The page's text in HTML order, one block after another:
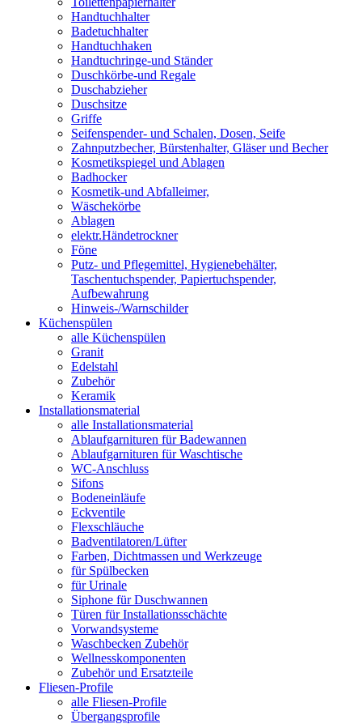
Handtuchhalter
Badetuchhalter
Handtuchhaken
Handtuchringe-und Ständer
Duschkörbe-und Regale
Duschabzieher
Duschsitze
Griffe
Seifenspender- und Schalen, Dosen, Seife
Zahnputzbecher, Bürstenhalter, Gläser und Becher
Kosmetikspiegel und Ablagen
Badhocker
Kosmetik-und Abfalleimer,
Wäschekörbe
Ablagen
elektr.Händetrockner
Föne
Putz- und Pflegemittel, Hygienebehälter,
Taschentuchspender, Papiertuchspender,
Aufbewahrung
Hinweis-/Warnschilder
Küchenspülen
alle Küchenspülen
Granit
Edelstahl
Zubehör
Keramik
Installationsmaterial
alle Installationsmaterial
Ablaufgarnituren für Badewannen
Ablaufgarnituren für Waschtische
WC-Anschluss
Sifons
Bodeneinläufe
Eckventile
Flexschläuche
Badventilatoren/Lüfter
Farben, Dichtmassen und Werkzeuge
für Spülbecken
für Urinale
Siphone für Duschwannen
Türen für Installationsschächte
Vorwandsysteme
Waschbecken Zubehör
Wellnesskomponenten
Zubehör und Ersatzteile
Fliesen-Profile
alle Fliesen-Profile
Übergangsprofile